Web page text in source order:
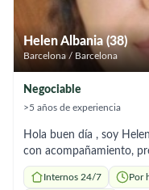
Helen Albania (38)
Barcelona / Barcelona
Negociable
>5 años de experiencia
Hola buen día , soy
con acompañamiento,
de adultos mayores, soy
experiencia y me
Internos 24/7 Por